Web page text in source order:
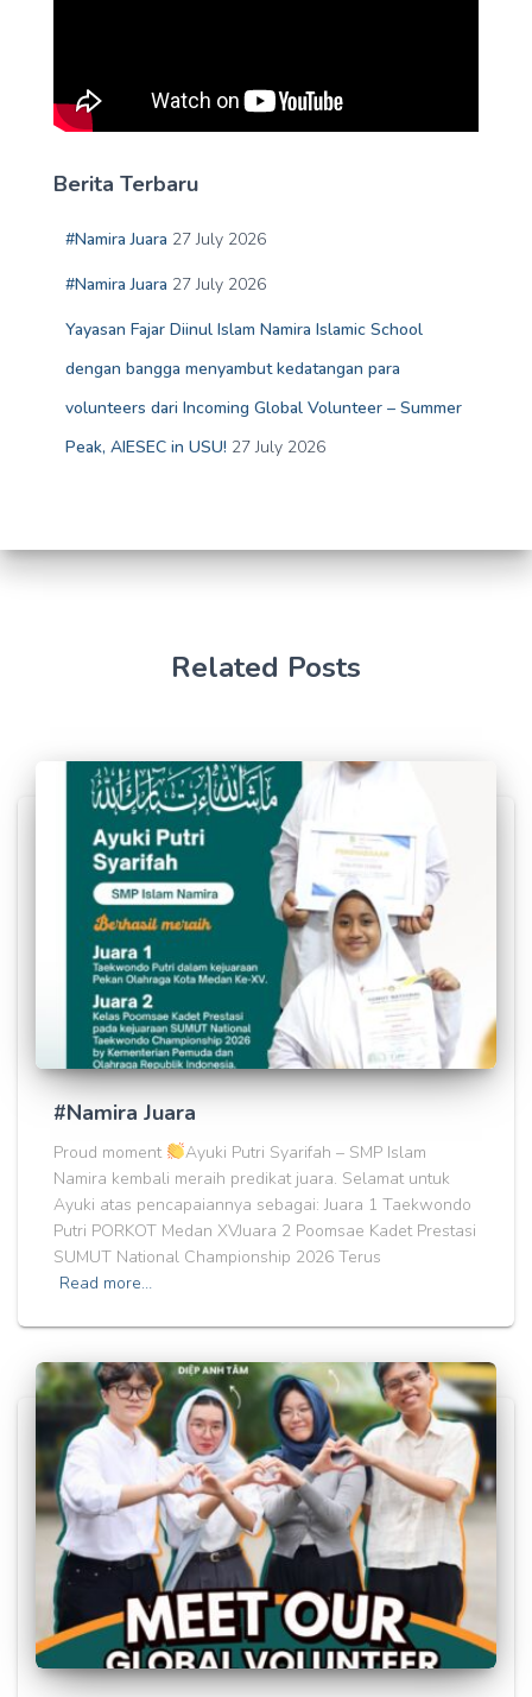
Berita Terbaru
#Namira Juara 27 July 2026
#Namira Juara 27 July 2026
Yayasan Fajar Diinul Islam Namira Islamic School
dengan bangga menyambut kedatangan para
volunteers dari Incoming Global Volunteer – Summer
Peak, AIESEC in USU! 27 July 2026
Related Posts
#Namira Juara
Proud moment
Ayuki Putri Syarifah – SMP Islam
Namira kembali meraih predikat juara. Selamat untuk
Ayuki atas pencapaiannya sebagai: Juara 1 Taekwondo
Putri PORKOT Medan XVJuara 2 Poomsae Kadet Prestasi
SUMUT National Championship 2026 Terus
Read more…